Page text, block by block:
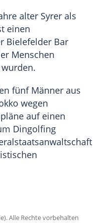
alter Syrer als
einen
Bielefelder Bar
Menschen
fünf Männer aus
wegen
auf einen
Dingolfing
Alle Rechte vorbehalten